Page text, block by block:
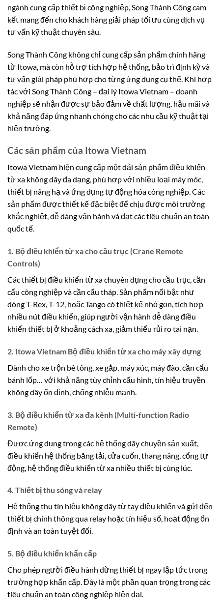
ngành cung cấp thiết bị công nghiệp, Song Thành Công cam
kết mang đến cho khách hàng giải pháp tối ưu cùng dịch vụ
tư vấn kỹ thuật chuyên sâu.
Song Thành Công không chỉ cung cấp sản phẩm chính hãng
từ Itowa, mà còn hỗ trợ tích hợp hệ thống, bảo trì định kỳ và
tư vấn giải pháp phù hợp cho từng ứng dụng cụ thể. Khi hợp
tác với Song Thành Công – đại lý Itowa Vietnam – doanh
nghiệp sẽ nhận được sự bảo đảm về chất lượng, hậu mãi và
khả năng đáp ứng nhanh chóng cho các nhu cầu kỹ thuật tại
hiện trường.
Các sản phẩm của Itowa Vietnam
Itowa Vietnam hiện cung cấp một dải sản phẩm điều khiển
từ xa không dây đa dạng, phù hợp với nhiều loại máy móc,
thiết bị nâng hạ và ứng dụng tự động hóa công nghiệp. Các
sản phẩm được thiết kế đặc biệt để chịu được môi trường
khắc nghiệt, dễ dàng vận hành và đạt các tiêu chuẩn an toàn
quốc tế.
1. Bộ điều khiển từ xa cho cầu trục (Crane Remote
Controls)
Các thiết bị điều khiển từ xa chuyên dụng cho cầu trục, cần
cẩu công nghiệp và cần cẩu tháp. Sản phẩm nổi bật như
dòng T-Rex, T-12, hoặc Tango có thiết kế nhỏ gọn, tích hợp
nhiều nút điều khiển, giúp người vận hành dễ dàng điều
khiển thiết bị ở khoảng cách xa, giảm thiểu rủi ro tai nạn.
2. Itowa Vietnam Bộ điều khiển từ xa cho máy xây dựng
Dành cho xe trộn bê tông, xe gắp, máy xúc, máy đào, cần cẩu
bánh lốp… với khả năng tùy chỉnh cấu hình, tín hiệu truyền
không dây ổn định, chống nhiễu mạnh.
3. Bộ điều khiển từ xa đa kênh (Multi-function Radio
Remote)
Được ứng dụng trong các hệ thống dây chuyền sản xuất,
điều khiển hệ thống băng tải, cửa cuốn, thang nâng, cổng tự
động, hệ thống điều khiển từ xa nhiều thiết bị cùng lúc.
4. Thiết bị thu sóng và relay
Hệ thống thu tín hiệu không dây từ tay điều khiển và gửi đến
thiết bị chính thông qua relay hoặc tín hiệu số, hoạt động ổn
định và an toàn tuyệt đối.
5. Bộ điều khiển khẩn cấp
Cho phép người điều hành dừng thiết bị ngay lập tức trong
trường hợp khẩn cấp. Đây là một phần quan trọng trong các
tiêu chuẩn an toàn công nghiệp hiện đại.